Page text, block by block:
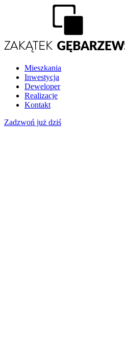
Mieszkania
Inwestycja
Deweloper
Realizacje
Kontakt
Zadzwoń już dziś